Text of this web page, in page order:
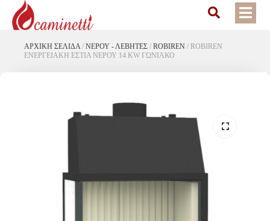
ΑΡΧΙΚΉ ΣΕΛΊΔΑ / ΝΕΡΟΎ - ΛΈΒΗΤΕΣ / ROBIREN / ROBIREN
ΕΝΕΡΓΕΙΑΚΗ ΕΣΤΙΑ ΝΕΡΟΥ 14 KW ΓΩΝΙΑΚΟ